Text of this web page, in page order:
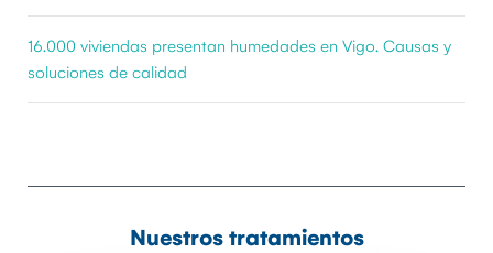
16.000 viviendas presentan humedades en Vigo. Causas y
soluciones de calidad
Nuestros tratamientos